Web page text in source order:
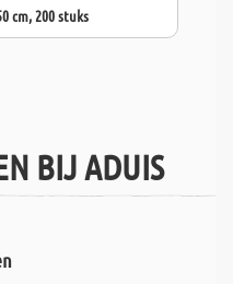
cm, 200 stuks
BIJ ADUIS